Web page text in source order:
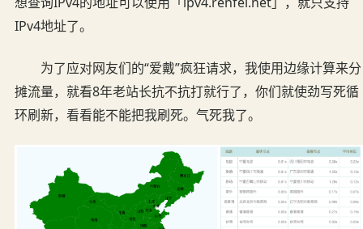
IPv4地址了。
为了应对网友们的“爱戴”疯狂请求，我使用边缘计算来分
摊流量，就看8年老站长抗不抗打就行了，你们就使劲写死循
环刷新，看看能不能把我刷死。气死我了。